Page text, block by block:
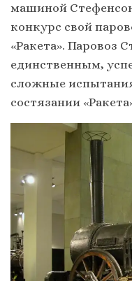
машиной
конкурс свой
«Ракета». Паровоз
единственным,
сложные
состязании